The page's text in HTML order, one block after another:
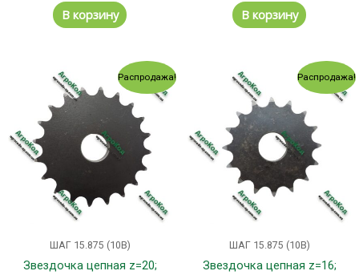
В корзину В корзину
Распродажа!
ШАГ 15.875 (10В)
Звездочка цепная z=20;
Первоначальная
цена
составляла
202.00 грн..
Текущая
цена:
184.00 грн..
Распродажа!
ШАГ 15.875 (10В)
Звездочка цепная z=16;
Первоначальная
составляла
181.00 грн..
цена: